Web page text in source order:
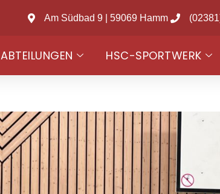
Am Südbad 9 | 59069 Hamm
ABTEILUNGEN HSC-SPORTWERK